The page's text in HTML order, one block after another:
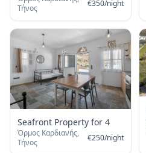
Τήνος
€350/night
Seafront Property for 4
Όρμος Καρδιανής,
Τήνος
€250/night